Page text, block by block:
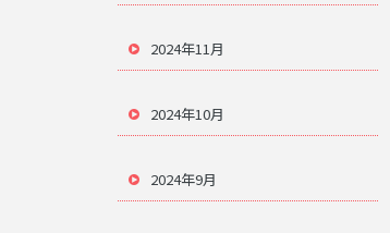
2024年11月
2024年10月
2024年9月